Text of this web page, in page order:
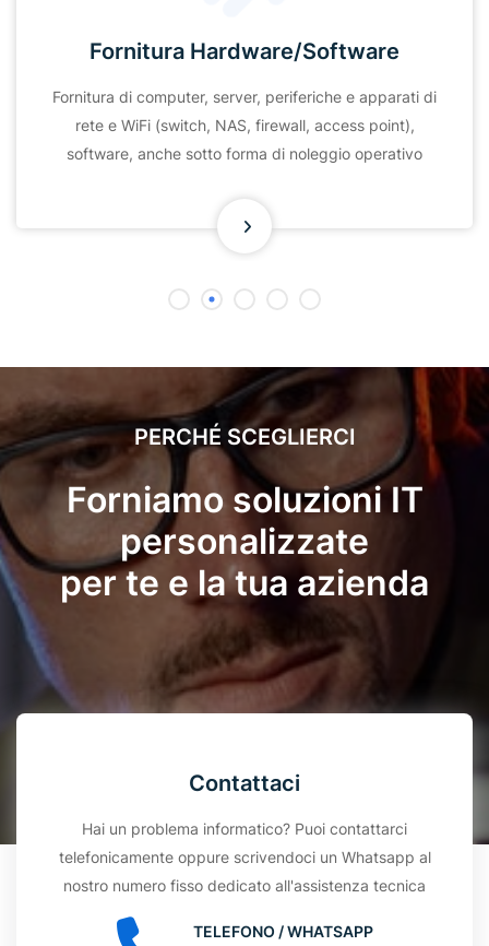
Fornitura Hardware/Software
Fornitura di computer, server, periferiche e apparati di
rete e WiFi (switch, NAS, firewall, access point),
software, anche sotto forma di noleggio operativo
PERCHÉ SCEGLIERCI
Forniamo soluzioni IT
personalizzate
per te e la tua azienda
Contattaci
Hai un problema informatico? Puoi contattarci
telefonicamente oppure scrivendoci un Whatsapp al
nostro numero fisso dedicato all'assistenza tecnica
TELEFONO / WHATSAPP